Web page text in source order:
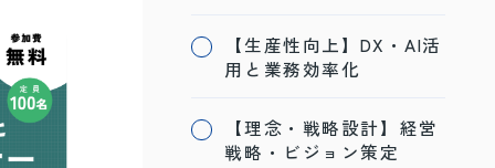
【生産性向上】DX・AI活
用と業務効率化
【理念・戦略設計】経営
戦略・ビジョン策定